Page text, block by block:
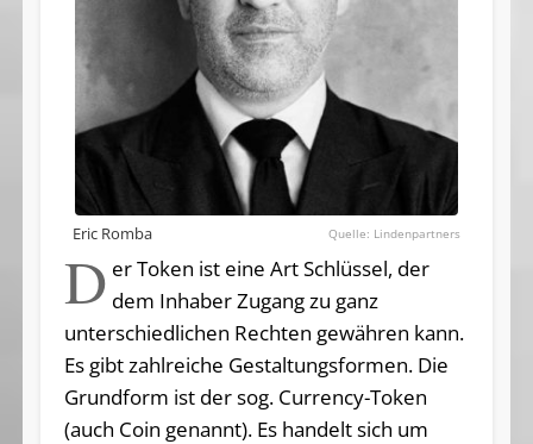
Eric Romba Lindenpartners
D er Token ist eine Art Schlüssel, der
dem Inhaber Zugang zu ganz
unterschiedlichen Rechten gewähren kann.
Es gibt zahlreiche Gestaltungsformen. Die
Grundform ist der sog. Currency-Token
(auch Coin genannt). Es handelt sich um